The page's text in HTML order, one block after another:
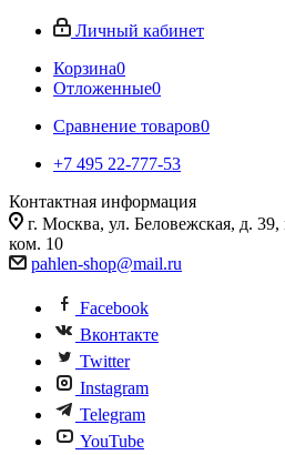
Личный кабинет
Корзина0
Отложенные0
Сравнение товаров0
+7 495 22-777-53
Контактная информация
г. Москва, ул. Беловежская, д.
ком. 10
pahlen-shop@mail.ru
Facebook
Вконтакте
Twitter
Instagram
Telegram
YouTube